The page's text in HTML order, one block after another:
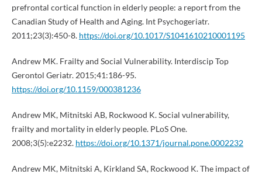
prefrontal cortical function in elderly people: a report from the
Canadian Study of Health and Aging. Int Psychogeriatr.
2011;23(3):450-8. https://doi.org/10.1017/S1041610210001195
Andrew MK. Frailty and Social Vulnerability. Interdiscip Top
Gerontol Geriatr. 2015;41:186-95.
https://doi.org/10.1159/000381236
Andrew MK, Mitnitski AB, Rockwood K. Social vulnerability,
frailty and mortality in elderly people. PLoS One.
2008;3(5):e2232. https://doi.org/10.1371/journal.pone.0002232
Andrew MK, Mitnitski A, Kirkland SA, Rockwood K. The impact of